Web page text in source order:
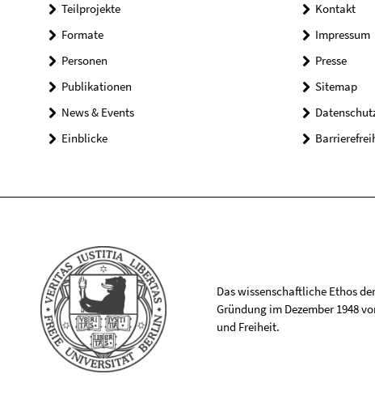
Teilprojekte
Formate
Personen
Publikationen
News & Events
Einblicke
Kontakt
Impressum
Presse
Sitemap
Das wissenschaftliche Ethos
Gründung im Dezember 1948
und Freiheit.